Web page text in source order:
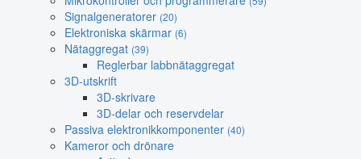
Signalgeneratorer (20)
Elektroniska skärmar (6)
Nätaggregat (39)
Reglerbar labbnätaggregat
3D-utskrift
3D-skrivare
3D-delar och reservdelar
Passiva elektronikkomponenter (40)
Kameror och drönare